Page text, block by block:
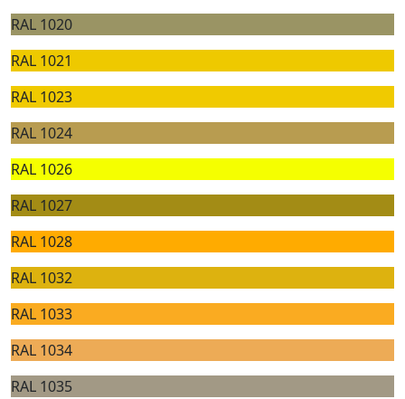
RAL 1020
RAL 1021
RAL 1023
RAL 1024
RAL 1026
RAL 1027
RAL 1028
RAL 1032
RAL 1033
RAL 1034
RAL 1035